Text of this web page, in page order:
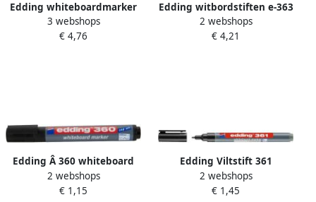
Edding whiteboardmarker
360 blister met 4 stuks in
geassorteerde kleuren
3 webshops
€ 4,76
Edding witbordstiften e-363
etui van 4 stuks in
geassorteerde kleuren
2 webshops
€ 4,21
Edding Â 360 whiteboard
marker blister van 1 zwart
2 webshops
€ 1,15
Edding Viltstift 361
whiteboard rond 1mm
zwart
2 webshops
€ 1,45